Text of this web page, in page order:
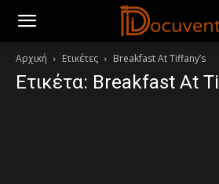
Αρχική Ετικέτες Breakfast At Tiffany’s
Ετικέτα: Breakfast At